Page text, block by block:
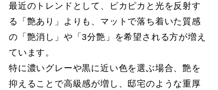
最近のトレンドとして、ピカピカと光を反射す
る「艶あり」よりも、マットで落ち着いた質感
の「艶消し」や「3分艶」を希望される方が増え
ています。
特に濃いグレーや黒に近い色を選ぶ場合、艶を
抑えることで高級感が増し、邸宅のような重厚